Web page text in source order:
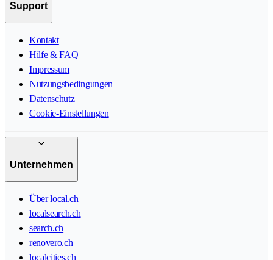
Support
Kontakt
Hilfe & FAQ
Impressum
Nutzungsbedingungen
Datenschutz
Cookie-Einstellungen
Unternehmen
Über local.ch
localsearch.ch
search.ch
renovero.ch
localcities.ch